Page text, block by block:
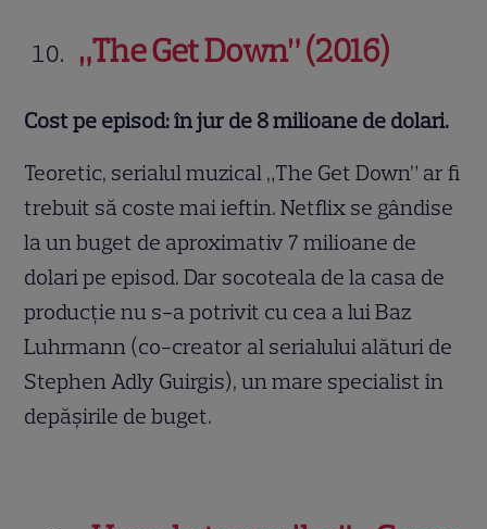
„The Get Down” (2016)
Cost pe episod: în jur de 8 milioane de dolari.
Teoretic, serialul muzical „The Get Down” ar fi
trebuit să coste mai ieftin. Netflix se gândise
la un buget de aproximativ 7 milioane de
dolari pe episod. Dar socoteala de la casa de
producție nu s-a potrivit cu cea a lui Baz
Luhrmann (co-creator al serialului alături de
Stephen Adly Guirgis), un mare specialist în
depășirile de buget.